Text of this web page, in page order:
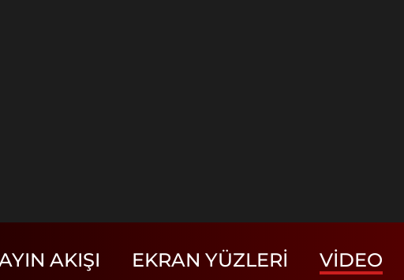
AKIŞI EKRAN YÜZLERI VIDEO